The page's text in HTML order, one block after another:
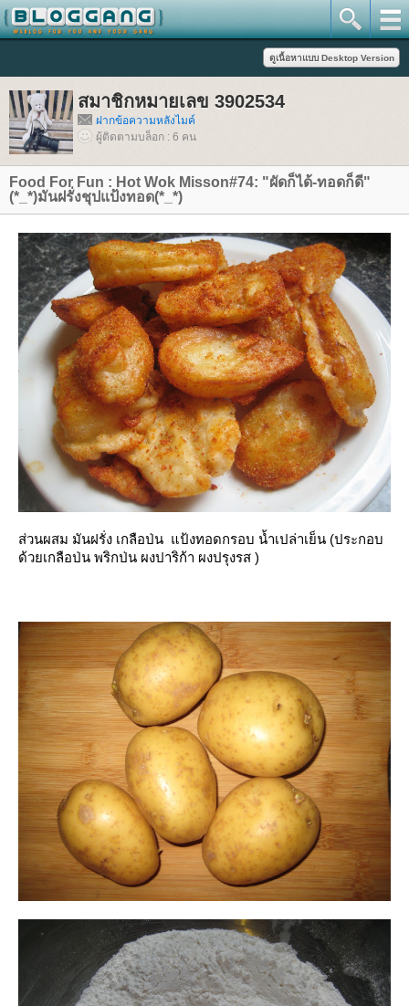
สมาชิกหมายเลข 3902534
ฝากข้อความหลังไมค์
ผู้ติดตามบล็อก : 6 คน
Food For Fun : Hot Wok Misson#74: "ผัดก็ได้-ทอดก็ดี"
(*_*)มันฝรั่งชุปแป้งทอด(*_*)
ส่วนผสม มันฝรั่ง เกลือป่น แป้งทอดกรอบ น้ำเปล่าเย็น (ประกอบ
ด้วยเกลือป่น พริกป่น ผงปาริก้า ผงปรุงรส )